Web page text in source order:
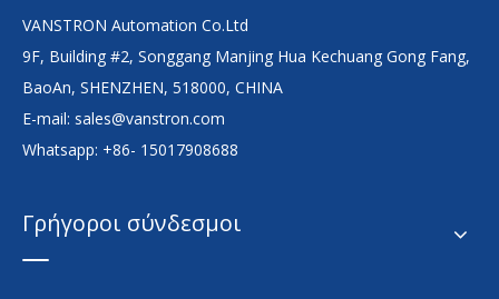
VANSTRON Automation Co.Ltd
9F, Building #2, Songgang Manjing Hua Kechuang Gong Fang,
BaoAn, SHENZHEN, 518000, CHINA
E-mail: sales@vanstron.com
Whatsapp: +86- 15017908688
Γρήγοροι σύνδεσμοι